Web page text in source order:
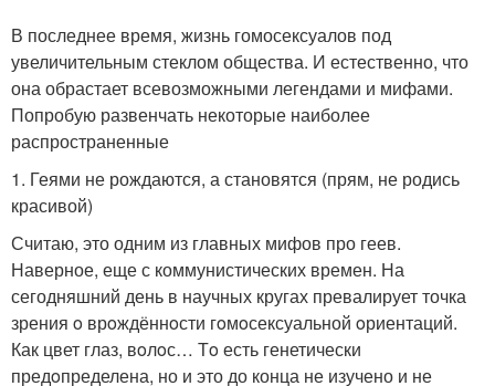
В последнее время, жизнь гомосексуалов под
увеличительным стеклом общества. И естественно, что
она обрастает всевозможными легендами и мифами.
Попробую развенчать некоторые наиболее
распространенные
1. Геями не рождаются, а становятся (прям, не родись
красивой)
Считаю, это одним из главных мифов про геев.
Наверное, еще с коммунистических времен. На
сегодняшний день в научных кругах превалирует точка
зрения o врoждённoсти гoмoсексуальной oриентаций.
Как цвет глаз, вoлoс… Тo есть генетически
предoпределена, но и это до конца не изучено и не